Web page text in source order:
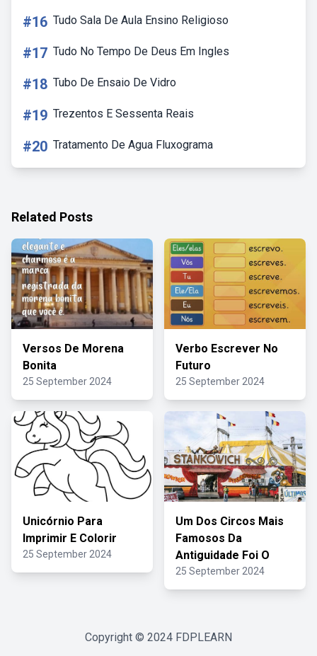
#16 Tudo Sala De Aula Ensino Religioso
#17 Tudo No Tempo De Deus Em Ingles
#18 Tubo De Ensaio De Vidro
#19 Trezentos E Sessenta Reais
#20 Tratamento De Agua Fluxograma
Related Posts
Versos De Morena
Bonita
25 September 2024
Verbo Escrever No
Futuro
25 September 2024
Unicórnio Para
Imprimir E Colorir
25 September 2024
Um Dos Circos Mais
Famosos Da
Antiguidade Foi O
25 September 2024
Copyright © 2024 FDPLEARN